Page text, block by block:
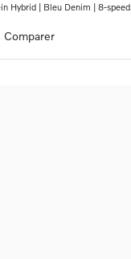
Hybrid | Bleu Denim | 8-speed
Comparer